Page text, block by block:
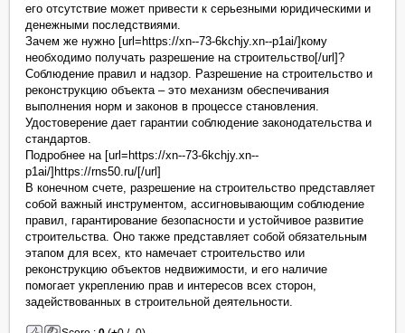
его отсутствие может привести к серьезными юридическими и
денежными последствиями.
Зачем же нужно [url=https://xn--73-6kchjy.xn--p1ai/]кому
необходимо получать разрешение на строительство[/url]?
Соблюдение правил и надзор. Разрешение на строительство и
реконструкцию объекта – это механизм обеспечивания
выполнения норм и законов в процессе становления.
Удостоверение дает гарантии соблюдение законодательства и
стандартов.
Подробнее на [url=https://xn--73-6kchjy.xn--
p1ai/]https://rns50.ru/[/url]
В конечном счете, разрешение на строительство представляет
собой важный инструментом, ассигновывающим соблюдение
правил, гарантирование безопасности и устойчивое развитие
строительства. Оно также представляет собой обязательным
этапом для всех, кто намечает строительство или
реконструкцию объектов недвижимости, и его наличие
помогает укреплению прав и интересов всех сторон,
задействованных в строительной деятельности.